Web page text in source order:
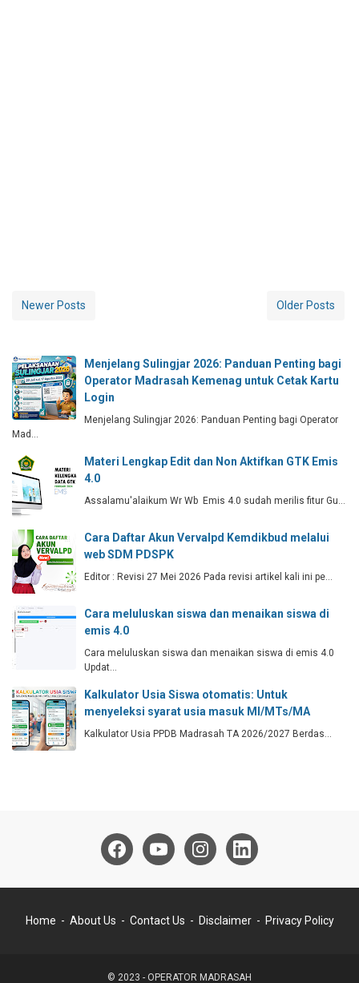
Newer Posts Older Posts
Menjelang Sulingjar 2026: Panduan Penting bagi
Operator Madrasah Kemenag untuk Cetak Kartu
Login
Menjelang Sulingjar 2026: Panduan Penting bagi Operator
Mad…
Materi Lengkap Edit dan Non Aktifkan GTK Emis
4.0
Assalamu'alaikum Wr Wb Emis 4.0 sudah merilis fitur Gu…
Cara Daftar Akun Vervalpd Kemdikbud melalui
web SDM PDSPK
Editor : Revisi 27 Mei 2026 Pada revisi artikel kali ini pe…
Cara meluluskan siswa dan menaikan siswa di
emis 4.0
Cara meluluskan siswa dan menaikan siswa di emis 4.0
Updat…
Kalkulator Usia Siswa otomatis: Untuk
menyeleksi syarat usia masuk MI/MTs/MA
Kalkulator Usia PPDB Madrasah TA 2026/2027 Berdas…
Home About Us Contact Us Disclaimer Privacy Policy
© 2023 - OPERATOR MADRASAH